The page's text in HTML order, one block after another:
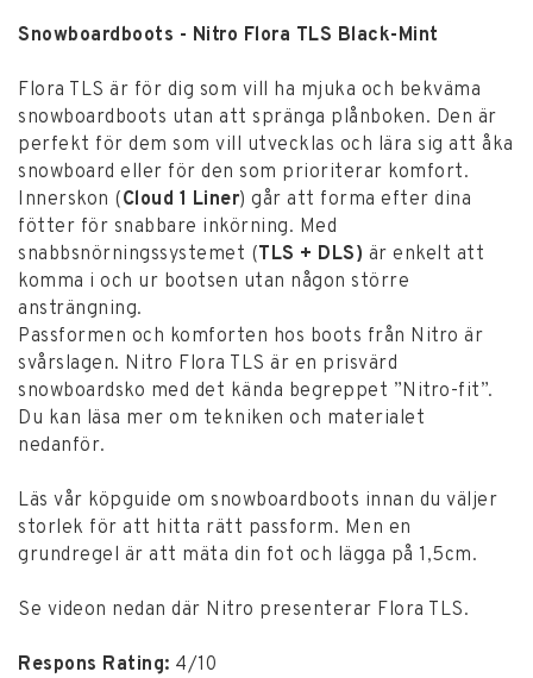
sedan att lägga på 1-1,5 cm i bootsstorlek.Om du har
runt 28-28,5 cm.
Ogillar du trånga skor så kan du behöva lägga på 1,5
cm men 1 cm upp brukar vara bra för de flesta.Boots
ska sitta tight. Stortån ska nudda i framkant, då har
du rätt storlek. Boots töjer sig ca. 3-5 mm.
Läs mer i vår BOOTSGUIDE
US
CM (ej
EU
Mondo
5,5
23 36
230
6
23,5 36
235
6,5
24 37 1/3
240
7
24,5 38
245
7,5
2/3
25,5 39 1/3
255
8,5
26 40
260
2/3
27 41 1/3
270
Snowboardboots - Nitro Flora TLS Black-Mint
Flora TLS är för dig som vill ha mjuka och bekväma
snowboardboots utan att spränga plånboken. Den är
perfekt för dem som vill utvecklas och lära sig att åka
snowboard eller för den som prioriterar komfort.
Innerskon (Cloud 1 Liner) går att forma efter dina
fötter för snabbare inkörning. Med
snabbsnörningssystemet (TLS + DLS) är enkelt att
komma i och ur bootsen utan någon större
ansträngning.
Passformen och komforten hos boots från Nitro är
svårslagen. Nitro Flora TLS är en prisvärd
snowboardsko med det kända begreppet ”Nitro-fit”.
Du kan läsa mer om tekniken och materialet
nedanför.
Läs vår köpguide om snowboardboots innan du väljer
storlek för att hitta rätt passform. Men en
grundregel är att mäta din fot och lägga på 1,5cm.
Se videon nedan där Nitro presenterar Flora TLS.
Respons Rating: 4/10